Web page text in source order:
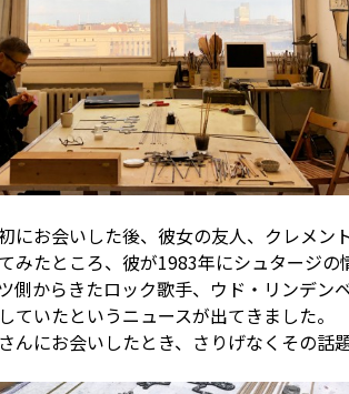
にお会いした後、彼女の友人、クレメン
みたところ、彼が1983年にシュタージの
側からきたロック歌手、ウド・リンデン
ていたというニュースが出てきました。
んにお会いしたとき、さりげなくその話